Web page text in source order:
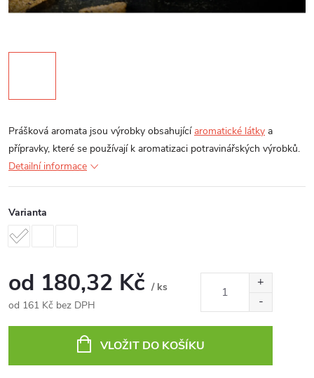
Prášková aromata jsou výrobky obsahující aromatické látky a
přípravky, které se používají k aromatizaci potravinářských výrobků.
Detailní informace
Varianta
od 180,32 Kč / ks
od 161 Kč bez DPH
VLOŽIT DO KOŠÍKU